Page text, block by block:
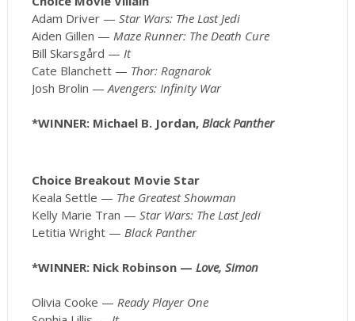
Adam Driver — Star Wars: The Last Jedi
Aiden Gillen — Maze Runner: The Death Cure
Bill Skarsgård — It
Cate Blanchett — Thor: Ragnarok
Josh Brolin —Avengers: Infinity War
*WINNER: Michael B. Jordan, Black Panther
Choice Breakout Movie Star
Keala Settle — The Greatest Showman
Kelly Marie Tran — Star Wars: The Last Jedi
Letitia Wright — Black Panther
*WINNER: Nick Robinson — Love, Simon
Olivia Cooke — Ready Player One